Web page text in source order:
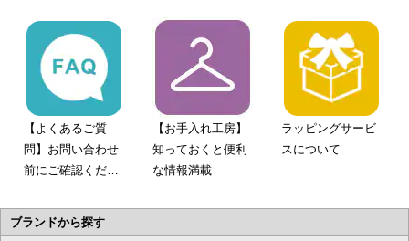
【よくあるご質
問】お問い合わせ
前にご確認くださ
【お手入れ工房】
知っておくと便利
な情報満載
ラッピングサービ
スについて
ブランドから探す